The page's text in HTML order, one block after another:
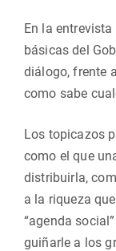
En la
básicas del
diálogo, frente
como sabe
Los topicazos
como el que
distribuirla,
a la riqueza
“agenda
guiñarle a los